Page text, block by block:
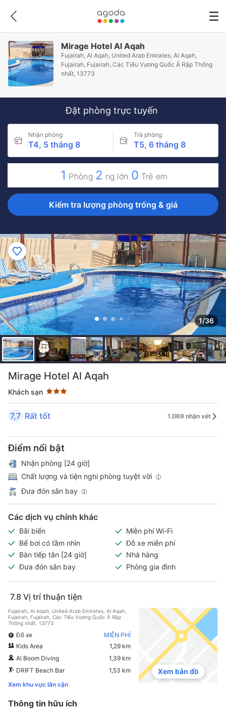
Mirage Hotel Al Aqah
Fujairah, Al Aqah, United Arab Emirates, Al Aqah,
Fujairah, Fujairah, Các Tiểu Vương Quốc Ả Rập Thống
nhất, 13773
Đặt phòng trực tuyến
Nhận phòng
T4, 5 tháng 8
Trả phòng
T5, 6 tháng 8
1 Phòng 2 ng.lớn 0 Trẻ em
Kiểm tra lượng phòng trống & giá
1/36
Mirage Hotel Al Aqah
Khách sạn
Đánh giá sao 3 sao
7,7 Rất tốt 1.069 nhận xét
Điểm nổi bật
Nhận phòng [24 giờ]
Chất lượng và tiện nghi phòng tuyệt vời
Đưa đón sân bay
Các dịch vụ chính khác
Bãi biển
Miễn phí Wi-Fi
Bể bơi có tầm nhìn
Đỗ xe miễn phí
Bàn tiếp tân [24 giờ]
Nhà hàng
Đưa đón sân bay
Phòng gia đình
7.8 Vị trí thuận tiện
Fujairah, Al Aqah, United Arab Emirates, Al Aqah,
Fujairah, Fujairah, Các Tiểu Vương Quốc Ả Rập
Thống nhất, 13773
Đỗ xe
MIỄN PHÍ
Kids Area
1,29 km
Al Boom Diving
1,39 km
DRIFT Beach Bar
1,53 km
Xem khu vực lân cận
Xem bản đồ
Thông tin hữu ích